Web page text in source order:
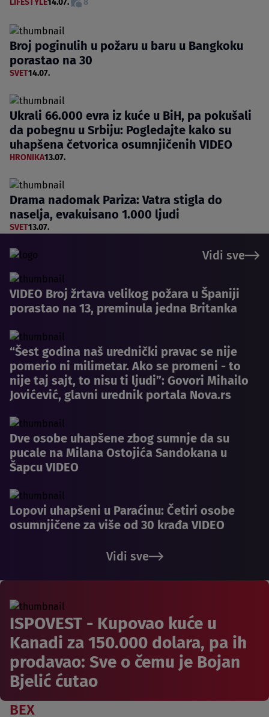
Broj poginulih u požaru u baru u Bangkoku
porastao na 30
SVET14.07.
Ukrali 66.000 evra iz kuće u BiH, pa pokušali
da pobegnu u Srbiju: Pogledajte kako su
uhapšena četvorica osumnjičenih VIDEO
HRONIKA13.07.
Drama nadomak Pariza: Vatra stigla do
naselja, evakuisano 1.000 ljudi
SVET13.07.
Vidi sve
VIDEO Broj žrtava velikog požara u Španiji
porastao na 13, preminula jedna Britanka
“Šest godina naš urednički pravac se nije
pomerio ni milimetar. Ako se promeni - to
nije taj sajt, to nisu ti ljudi”: Govori Mihailo
Jovićević, glavni urednik portala Nova.rs
Dve osobe uhapšene zbog sumnje da su
pucale na Milana Ostojića Sandokana u
Šapcu VIDEO
Lopovi uhapšeni u Paraćinu: Četiri osobe
osumnjičene za više od 30 krađa VIDEO
Vidi sve
ISPOVEST - Kupovao kuće u
Kanadi za 150.000 dolara, pa ih
prodavao: Sve o čemu je Bojan
Bjelić ćutao
BEX